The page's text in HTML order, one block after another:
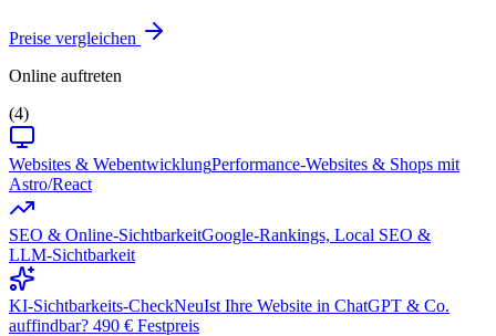
Preise vergleichen
Online auftreten
(4)
Websites & WebentwicklungPerformance-Websites & Shops mit
Astro/React
SEO & Online-SichtbarkeitGoogle-Rankings, Local SEO &
LLM-Sichtbarkeit
KI-Sichtbarkeits-CheckNeuIst Ihre Website in ChatGPT & Co.
auffindbar? 490 € Festpreis